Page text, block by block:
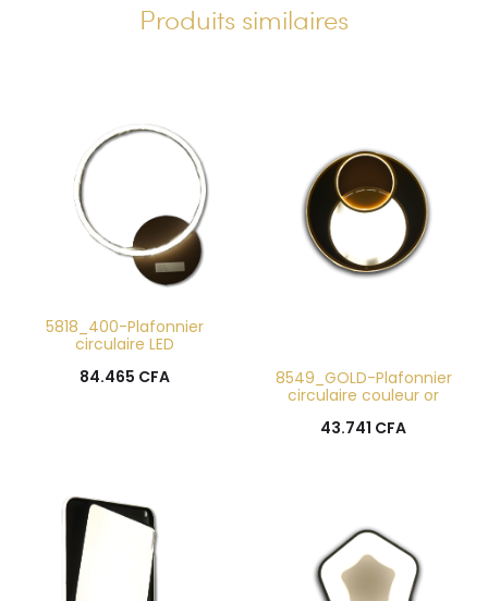
Produits similaires
5818_400-Plafonnier
circulaire LED
84.465 CFA
8549_GOLD-Plafonnier
circulaire couleur or
43.741 CFA